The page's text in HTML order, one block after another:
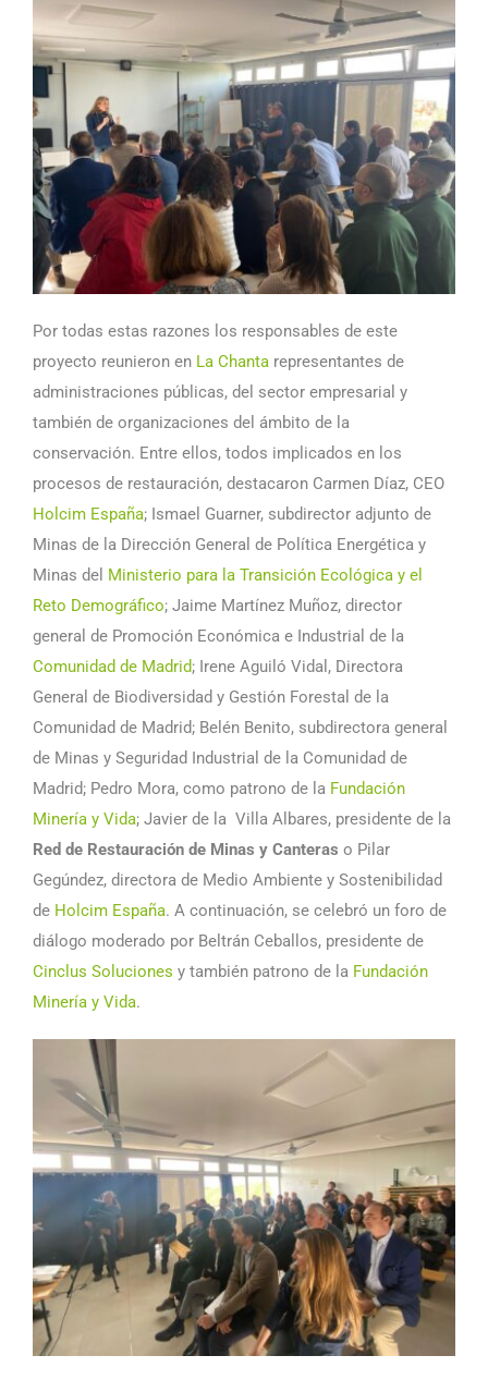
Por todas estas razones los responsables de este
proyecto reunieron en La Chantarepresentantes de
administraciones públicas, del sector empresarial y
también de organizaciones del ámbito de la
conservación. Entre ellos, todos implicados en los
procesos de restauración, destacaron Carmen Díaz, CEO
Holcim España; Ismael Guarner, subdirector adjunto de
Minas de la Dirección General de Política Energética y
Minas del Ministerio para la Transición Ecológica y el
Reto Demográfico; Jaime Martínez Muñoz, director
general de Promoción Económica e Industrial de la
Comunidad de Madrid; Irene Aguiló Vidal, Directora
General de Biodiversidad y Gestión Forestal de la
Comunidad de Madrid; Belén Benito, subdirectora general
de Minas y Seguridad Industrial de la Comunidad de
Madrid; Pedro Mora, como patrono de la Fundación
Minería y Vida; Javier de la Villa Albares, presidente de la
Red de Restauración de Minas y Canteras o Pilar
Gegúndez, directora de Medio Ambiente y Sostenibilidad
de Holcim España. A continuación, se celebró un foro de
diálogo moderado por Beltrán Ceballos, presidente de
Cinclus Soluciones y también patrono de la Fundación
Minería y Vida.